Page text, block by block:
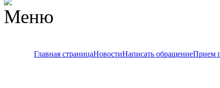
Главная страницаНовостиНаписать обращениеПрием